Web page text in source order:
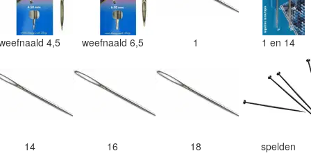
4,5 weefnaald 6,5 1 1 en 14
14 16 18 spelden